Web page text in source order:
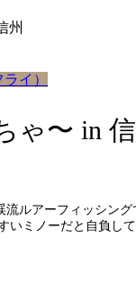
州
イ）
ゃ〜 in
ルアーフィッシン
いミノーだと自負し